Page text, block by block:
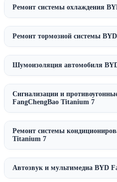
Ремонт системы охлаждения
Ремонт тормозной системы
Шумоизоляция автомобиля
Сигнализации и
FangChengBao Titanium 7
Ремонт системы
Titanium 7
Автозвук и мультимедиа BYD